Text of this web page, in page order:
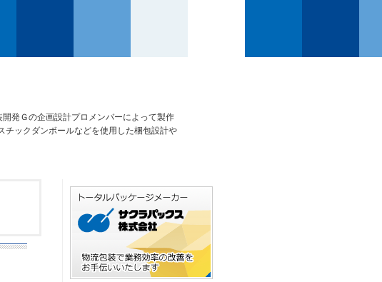
発Ｇの企画設計プロメンバーによって製作
チックダンボールなどを使用した梱包設計や